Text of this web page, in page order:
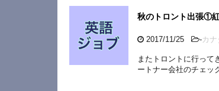
秋のトロント出張①
2017/11/25 -カナ
またトロントに行って
ートナー会社のチェッ